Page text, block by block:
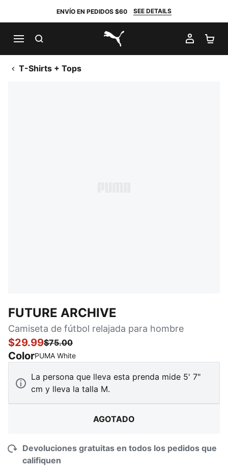
ENVÍO EN PEDIDOS $60 SEE DETAILS
PUMA.com
MI
T-Shirts + Tops
FUTURE ARCHIVE
Camiseta de fútbol relajada para hombre
$29.99$75.00
ColorPUMA White:
La persona que lleva esta prenda mide 5' 7"
cm y lleva la talla M.
AGOTADO
Devoluciones gratuitas en todos los pedidos que
califiquen